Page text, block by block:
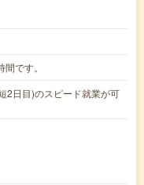
です。
2日目)のスピード就業が可